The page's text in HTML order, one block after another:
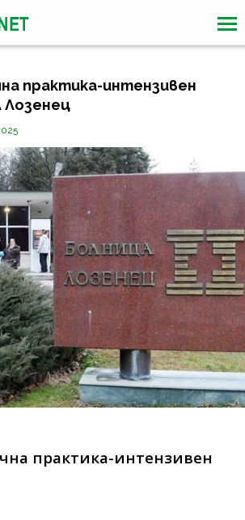
практика-интензивен
Лозенец
практика-интензивен